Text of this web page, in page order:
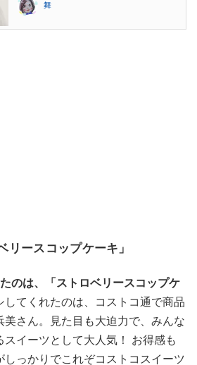
舞
リースコップケーキ」
のは、「ストロベリースコップケ
してくれたのは、コストコ通で商品
美さん。見た目も大迫力で、みんな
イーツとして大人気！ お得感も
しっかりでこれぞコストコスイーツ